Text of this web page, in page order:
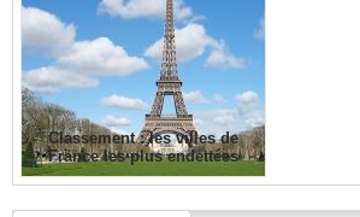
Classement : les villes de
France les plus endettées